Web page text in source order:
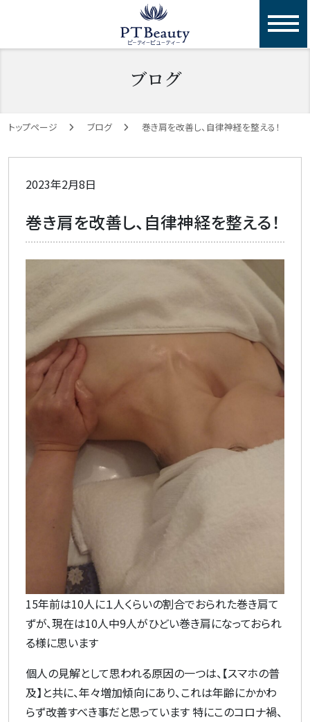
ブログ
トップページ ブログ 巻き肩を改善し、自律神経を整える！
2023年2月8日
巻き肩を改善し、自律神経を整える！
15年前は10人に１人くらいの割合でおられた巻き肩て
ずが、現在は10人中9人がひどい巻き肩になっておられ
る様に思います
個人の見解として思われる原因の一つは、【スマホの普
及】と共に、年々増加傾向にあり、これは年齢にかかわ
らず改善すべき事だと思っています 特にこのコロナ禍、